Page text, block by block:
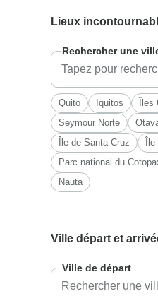
Lieux
Rechercher une
Quito Iquitos
Seymour Norte
Île de Santa Cruz
Parc national du
Nauta
Ville départ et
Ville de départ